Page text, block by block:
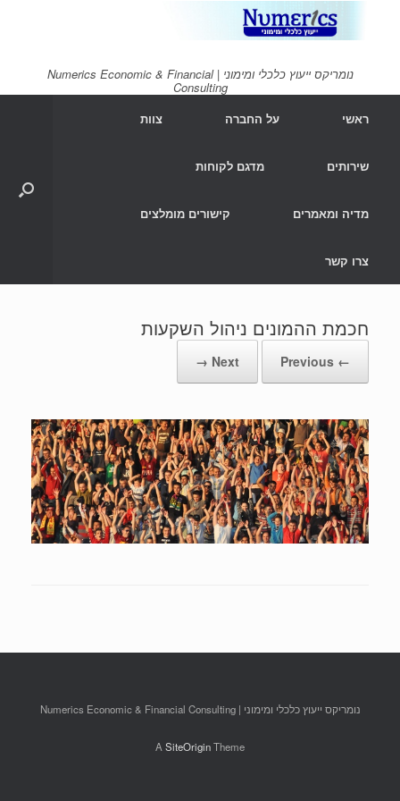
נומריקס ייעוץ כלכלי ומימוני | Numerics Economic & Financial
Consulting
ראשי
על החברה צוות
שירותים מדגם לקוחות
מדיה ומאמרים קישורים מומלצים
צרו קשר
חכמת ההמונים ניהול השקעות
← Previous
Next →
נומריקס ייעוץ כלכלי ומימוני | Numerics Economic & Financial Consulting
ASiteOriginTheme